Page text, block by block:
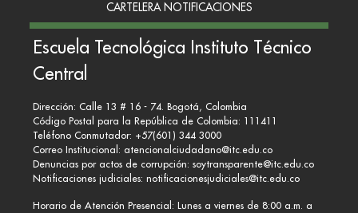
CARTELERA NOTIFICACIONES
Escuela Tecnológica Instituto Técnico
Central
Dirección: Calle 13 # 16 - 74. Bogotá, Colombia
Código Postal para la República de Colombia: 111411
Teléfono Conmutador: +57(601) 344 3000
Correo Institucional: atencionalciudadano@itc.edu.co
Denuncias por actos de corrupción: soytransparente@itc.edu.co
Notificaciones judiciales: notificacionesjudiciales@itc.edu.co
Horario de Atención Presencial: Lunes a viernes de 8:00 a.m. a